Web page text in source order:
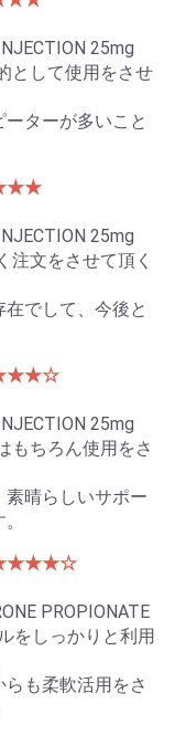
トへ進む
25mg
として使用をさせ
ターが多いこと
25mg
注文をさせて頂く
でして、今後と
25mg
もちろん使用をさ
晴らしいサポー
PROPIONATE
をしっかりと利用
も柔軟活用をさ